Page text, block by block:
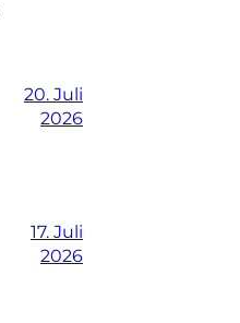
20. Juli
2026
17. Juli
2026